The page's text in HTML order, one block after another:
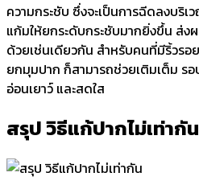
ความกระชับ ซึ่งจะเป็นการฉีดลงบริ
แก้มให้ยกระดับกระชับมากยิ่งขึ้น ส่
ด้วยเช่นเดียวกัน สำหรับคนที่มีริ้วร
ยกมุมปาก ก็สามารถช่วยเติมเต็ม ร
อ่อนเยาว์ และสดใส
สรุป วิธีแก้ปากไม่เท่ากัน